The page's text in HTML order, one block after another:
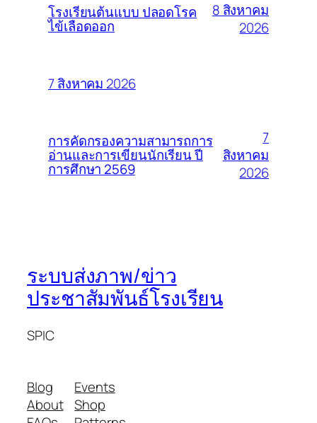
โรงเรียนต้นแบบ ปลอดโรค
ไข้เลือดออก
8 สิงหาคม
2026
7 สิงหาคม 2026
การคัดกรองความสามารถการ
อ่านและการเขียนนักเรียน ปี
การศึกษา 2569
7
สิงหาคม
2026
ระบบส่งภาพ/ข่าว
ประชาสัมพันธ์โรงเรียน
SPIC
Blog
About
Events
Shop